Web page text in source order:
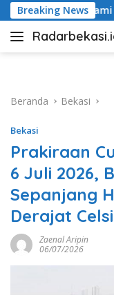
Langsung
ke
konten
Breaking News
Sistem
Berita
Beranda
Bekasi
Bekasi
Prakiraan
6 Juli 2026,
Sepanjang
Derajat
Zaenal Aripin
06/07/2026